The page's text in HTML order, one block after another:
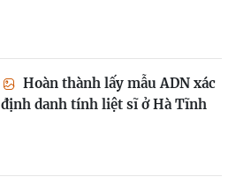
Hoàn thành lấy mẫu ADN xác
định danh tính liệt sĩ ở Hà Tĩnh